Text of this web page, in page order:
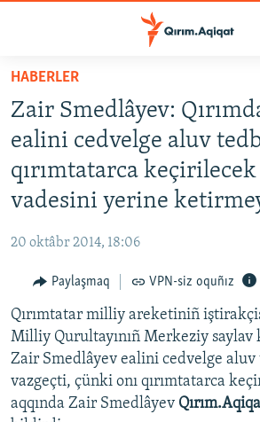
Esas
qaytmaq
Baş
navigatsiyağa
qaytmaq
Qıdıruvğa
SİYASET
İQTİSADİYAT
CEMİYET
İNSAN AQLARI
VİDEO
SÜRET
BLOGLAR
FİKİR
HABERLER
Zair Smedlâyev:
ealini cedvelge aluv
qırımtatarca
vadesini yerine
20 oktâbr 2014, 18:06
Paylaşmaq VPN-siz oquñız
Qırımtatar milliy areketiniñ
Milliy Qurultayınıñ Merkeziy saylav
Zair Smedlâyev ealini cedvelge
vazgeçti, çünki onı qırımtatarca
aqqında Zair Smedlâyev